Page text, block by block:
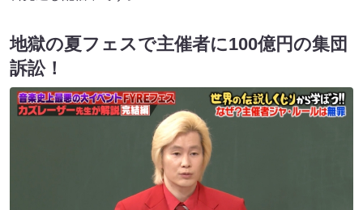
地獄の夏フェスで主催者に100億円の集団
訴訟！